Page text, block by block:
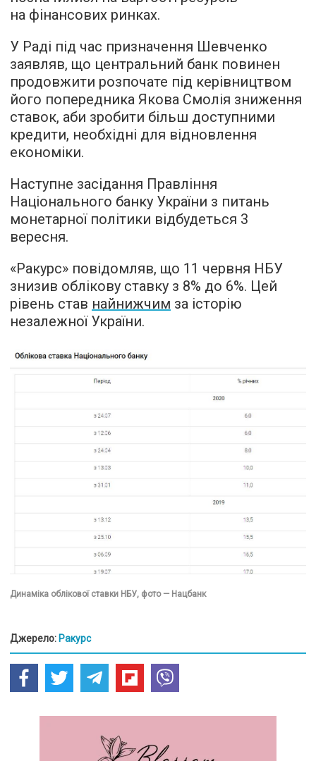
на фінансових ринках.
У Раді під час призначення Шевченко
заявляв, що центральний банк повинен
продовжити розпочате під керівництвом
його попередника Якова Смолія зниження
ставок, аби зробити більш доступними
кредити, необхідні для відновлення
економіки.
Наступне засідання Правління
Національного банку України з питань
монетарної політики відбудеться 3
вересня.
«Ракурс» повідомляв, що 11 червня НБУ
знизив облікову ставку з 8% до 6%. Цей
рівень став найнижчим за історію
незалежної України.
Динаміка облікової ставки НБУ, фото — Нацбанк
Джерело: Ракурс